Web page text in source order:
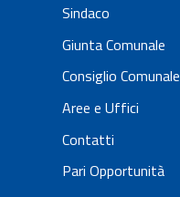
Sindaco
Giunta Comunale
Consiglio Comunale
Aree e Uffici
Contatti
Pari Opportunità